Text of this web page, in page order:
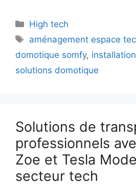
Catégories
High tech
Étiquettes
aménagement espace
domotique somfy,
solutions domotique
Solutions de
professionnels
Zoe et Tesla
secteur tech